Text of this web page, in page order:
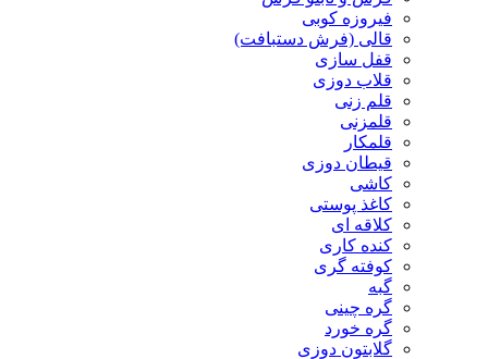
فیروزه کوبی
قالی (فرش دستبافت)
قفل سازی
قلاب دوزی
قلم زنی
قلمزنی
قلمکار
قیطان دوزی
کاشی
کاغذ پوستی
کلاقه ای
کنده کاری
کوفته گری
گره چینی
گره خورد
گلابتون دوزی